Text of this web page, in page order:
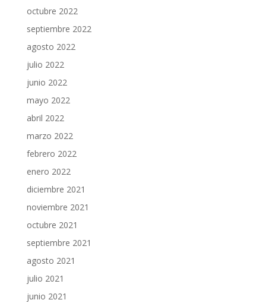
octubre 2022
septiembre 2022
agosto 2022
julio 2022
junio 2022
mayo 2022
abril 2022
marzo 2022
febrero 2022
enero 2022
diciembre 2021
noviembre 2021
octubre 2021
septiembre 2021
agosto 2021
julio 2021
junio 2021